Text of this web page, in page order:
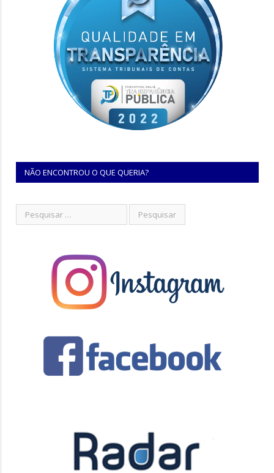
NÃO ENCONTROU O QUE QUERIA?